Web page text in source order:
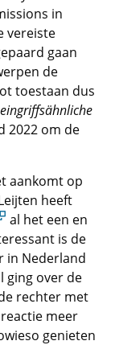
in
vereiste
gaan
de
toestaan dus
eingriffsähnliche
2022 om de
aankomt op
heeft
al het een en
is de
in Nederland
ging over de
rechter met
meer
genieten